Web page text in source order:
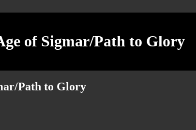
of Sigmar/Path to Glory
Path to Glory